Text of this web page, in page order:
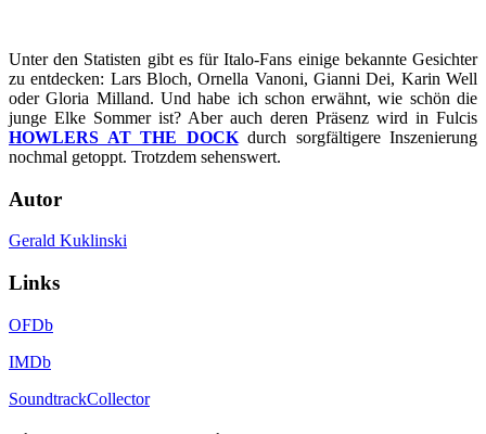
Unter den Statisten gibt es für Italo-Fans einige bekannte Gesichter
zu entdecken: Lars Bloch, Ornella Vanoni, Gianni Dei, Karin Well
oder Gloria Milland. Und habe ich schon erwähnt, wie schön die
junge Elke Sommer ist? Aber auch deren Präsenz wird in Fulcis
HOWLERS AT THE DOCKdurch sorgfältigere Inszenierung
nochmal getoppt. Trotzdem sehenswert.
Autor
Gerald Kuklinski
Links
OFDb
IMDb
SoundtrackCollector